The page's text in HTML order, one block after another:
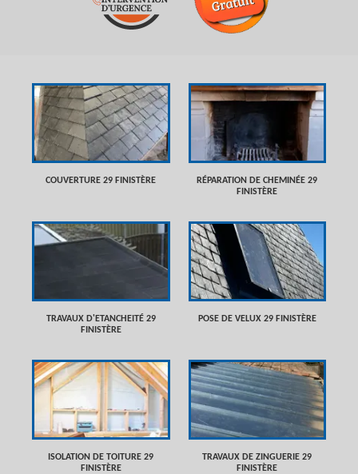
COUVERTURE 29 FINISTÈRE
RÉPARATION DE CHEMINÉE 29
FINISTÈRE
TRAVAUX D'ETANCHEITÉ 29
FINISTÈRE
POSE DE VELUX 29 FINISTÈRE
ISOLATION DE TOITURE 29
FINISTÈRE
TRAVAUX DE ZINGUERIE 29
FINISTÈRE